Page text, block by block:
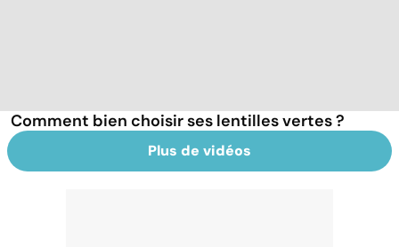
Comment bien choisir ses lentilles vertes ?
Plus de vidéos